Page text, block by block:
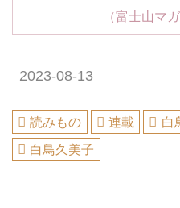
（富士山マガ
2023-08-13
読みもの 連載
白
白鳥久美子